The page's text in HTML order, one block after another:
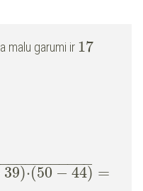
malu garumi ir 17
39)⋅(50 − 44)
−
−−−−−−−−−
=